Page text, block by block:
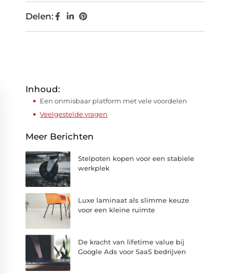
Delen:
Inhoud:
Een onmisbaar platform met vele voordelen
Veelgestelde vragen
Meer Berichten
Stelpoten kopen voor een stabiele
werkplek
Luxe laminaat als slimme keuze
voor een kleine ruimte
De kracht van lifetime value bij
Google Ads voor SaaS bedrijven